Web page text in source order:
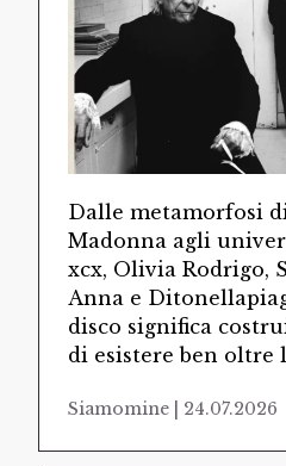
Dalle metamorfosi
Madonna agli
xcx, Olivia Rodrigo,
Anna e
disco significa
di esistere ben oltre
Siamomine | 24.07.2026